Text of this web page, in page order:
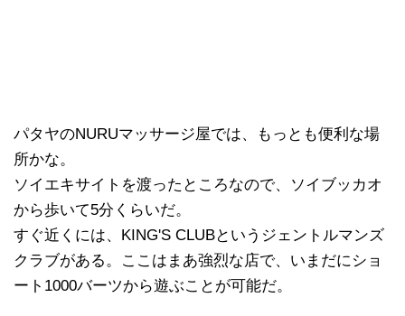
パタヤのNURUマッサージ屋では、もっとも便利な場
所かな。
ソイエキサイトを渡ったところなので、ソイブッカオ
から歩いて5分くらいだ。
すぐ近くには、KING'S CLUBというジェントルマンズ
クラブがある。ここはまあ強烈な店で、いまだにショ
ート1000バーツから遊ぶことが可能だ。